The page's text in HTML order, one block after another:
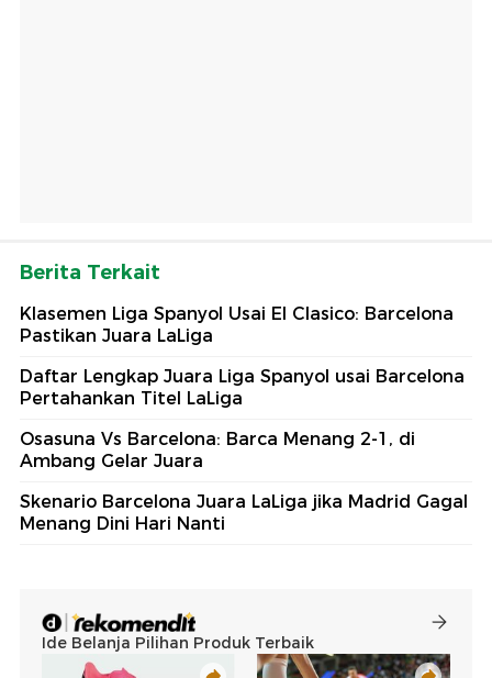
Berita Terkait
Klasemen Liga Spanyol Usai El Clasico: Barcelona
Pastikan Juara LaLiga
Daftar Lengkap Juara Liga Spanyol usai Barcelona
Pertahankan Titel LaLiga
Osasuna Vs Barcelona: Barca Menang 2-1, di
Ambang Gelar Juara
Skenario Barcelona Juara LaLiga jika Madrid Gagal
Menang Dini Hari Nanti